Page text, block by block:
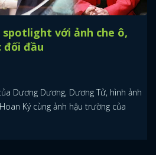
với ảnh che ô,
đối đầu
Dương Dương, Dương Tử, hình ảnh
Ký cùng ảnh hậu trường của